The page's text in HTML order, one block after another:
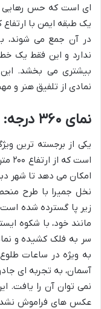
ای است که حس رهایی و
یک طبقه ایمن با
در آن جمع می شوند،
ندارد و این فقط یک
بیشتری می بخشد. این
نمادی از تلفیق هنر و
نمای ۳۶۰ درجه: افقی بی پایان از دبی
امکان می دهد تا شهر
نخل جمیرا با طرح
زیر پا گسترده شده
مانند خود، با شکوه
سر به فلک کشیده و
به ویژه در ساعات
آسمان، به تجربه ای
نمی توان آن را یافت.
عکس های فراموش